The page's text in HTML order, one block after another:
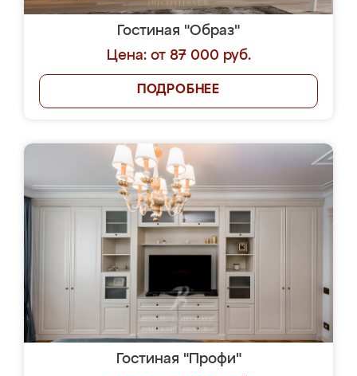
Гостиная "Образ"
Цена: от 87 000 руб.
ПОДРОБНЕЕ
Гостиная "Профи"